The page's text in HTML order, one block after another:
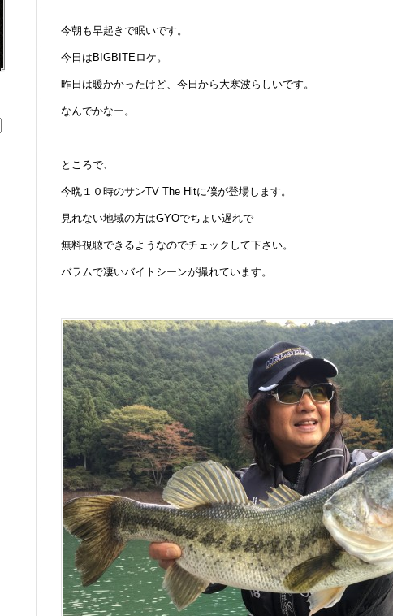
今朝も早起きで眠いです。
今日はBIGBITEロケ。
昨日は暖かかったけど、今日から大寒波らしいです。
なんでかなー。
ところで、
今晩１０時のサンTV The Hitに僕が登場します。
見れない地域の方はGYOでちょい遅れで
無料視聴できるようなのでチェックして下さい。
バラムで凄いバイトシーンが撮れています。